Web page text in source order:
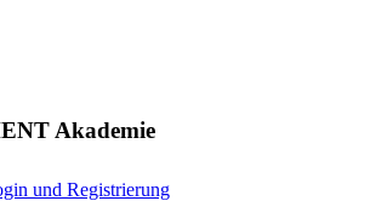
Akademie
und Registrierung